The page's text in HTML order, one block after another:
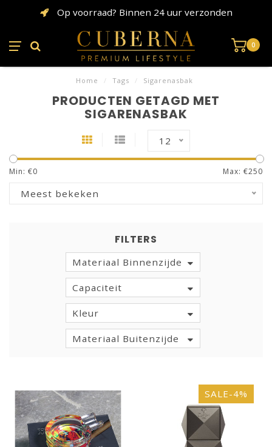
Op voorraad? Binnen 24 uur verzonden
0
Home / Tags / Sigarenasbak
PRODUCTEN GETAGD MET
SIGARENASBAK
12
Min: €0 Max: €250
Meest bekeken
FILTERS
Materiaal Binnenzijde
Capaciteit
Kleur
Materiaal Buitenzijde
SALE-4%